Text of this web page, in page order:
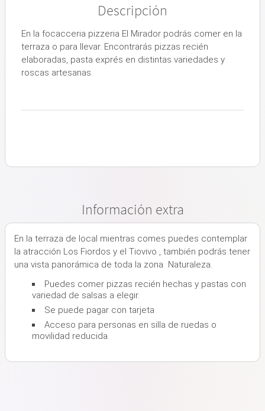
Descripción
En la focacceria pizzeria El Mirador podrás comer en la
terraza o para llevar. Encontrarás pizzas recién
elaboradas, pasta exprés en distintas variedades y
roscas artesanas.
Información extra
En la terraza de local mientras comes puedes contemplar
la atracción Los Fiordos y el Tiovivo , también podrás tener
una vista panorámica de toda la zona Naturaleza.
Puedes comer pizzas recién hechas y pastas con
variedad de salsas a elegir.
Se puede pagar con tarjeta
Acceso para personas en silla de ruedas o
movilidad reducida.